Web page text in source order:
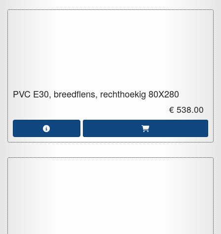
PVC E30, breedflens, rechthoekig 80X280
€ 538.00